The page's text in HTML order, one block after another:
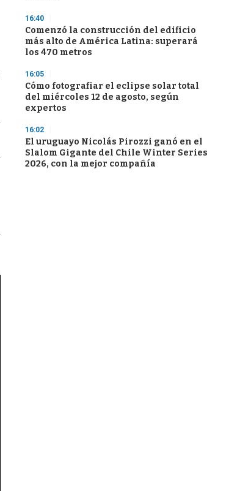
16:40
Comenzó la construcción del edificio
más alto de América Latina: superará
los 470 metros
16:05
Cómo fotografiar el eclipse solar total
del miércoles 12 de agosto, según
expertos
16:02
El uruguayo Nicolás Pirozzi ganó en el
Slalom Gigante del Chile Winter Series
2026, con la mejor compañía